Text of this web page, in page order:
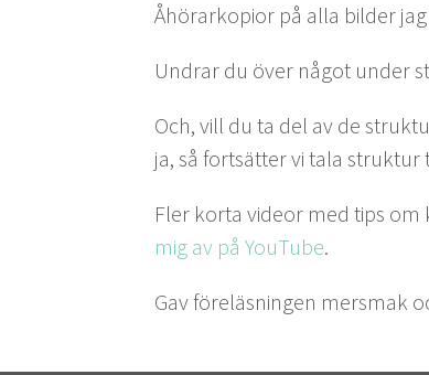
Åhörarko­pi­or på alla bilder jag
Undrar du över något under
Och, vill du ta del av de
ja, så fort­sät­ter vi tala struk­tur
Fler kor­ta vide­or med tips
mig av på YouTube.
Gav föreläs­nin­gen mers­mak